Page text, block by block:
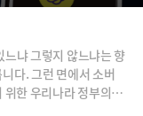
느냐 그렇지 않느냐는 향
다. 그런 면에서 소버
한 우리나라 정부의 노